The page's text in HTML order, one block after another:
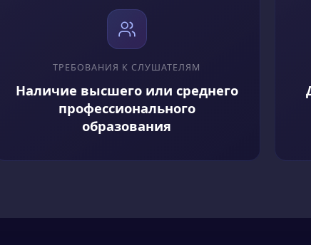
включают:
с использованием различных инструментов и
и их влияния на климат и окружающую среду.
и моделей для прогнозирования погоды.
для различных секторов деятельности.
время:
ТРЕБОВАНИЯ К СЛУШАТЕЛЯМ
Наличие высшего или среднего
профессионального
образования